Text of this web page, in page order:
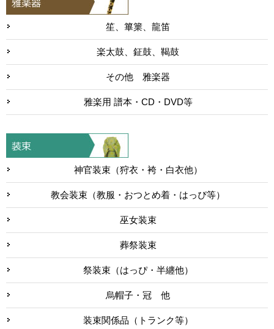
笙、篳篥、龍笛
楽太鼓、鉦鼓、鞨鼓
その他 雅楽器
雅楽用 譜本・CD・DVD等
神官装束（狩衣・袴・白衣他）
教会装束（教服・おつとめ着・はっぴ等）
巫女装束
葬祭装束
祭装束（はっぴ・半纏他）
烏帽子・冠 他
装束関係品（トランク等）